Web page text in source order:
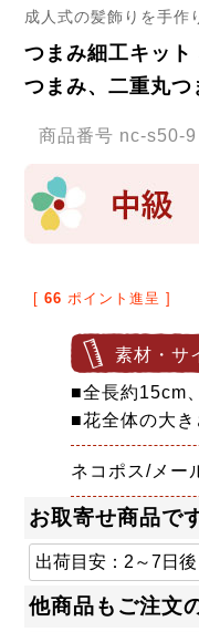
成人式の髪飾りを手作
つまみ細工キッ
つまみ、二重丸つ
商品番号 nc-s50-9
[ 66 ポイント進呈 ]
素材・サ
■全長約15cm
■花全体の大
ネコポス/メー
お取寄せ商品で
他商品もご注文